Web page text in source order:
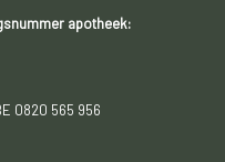
apotheek:
0820 565 956